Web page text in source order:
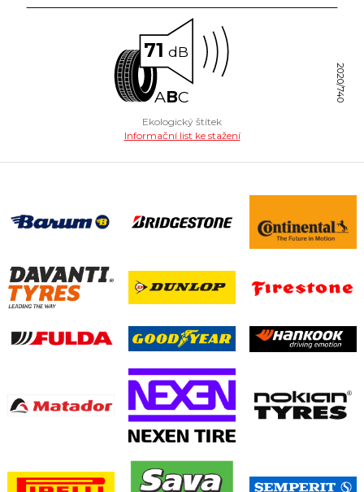
71 dB
ABC 2020/740
Ekologický štítek
Informační list ke stažení